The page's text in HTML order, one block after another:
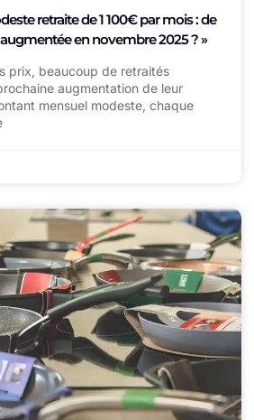
retraite de 1 100€ par mois : de
en novembre 2025 ? »
prix, beaucoup de retraités
augmentation de leur
mensuel modeste, chaque